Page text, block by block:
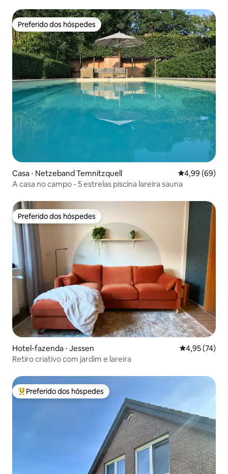
Preferido dos hóspedes
Preferido dos hóspedes
Casa ⋅ Netzeband Temnitzquell 4,99 de uma
4,99 (69)
A casa no campo - 5 estrelas piscina lareira sauna
Preferido dos hóspedes
Preferido dos hóspedes
Hotel-fazenda ⋅ Jessen 4,95 de uma
4,95 (74)
Retiro criativo com jardim e lareira
Entre os melhores preferidos dos hóspedes
Preferido dos hóspedes